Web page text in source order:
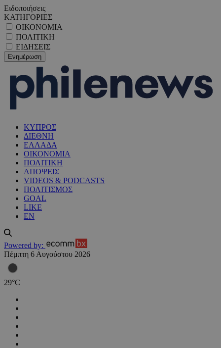
Ειδοποιήσεις
ΚΑΤΗΓΟΡΙΕΣ
ΟΙΚΟΝΟΜΙΑ
ΠΟΛΙΤΙΚΗ
ΕΙΔΗΣΕΙΣ
ΚΥΠΡΟΣ
ΔΙΕΘΝΗ
ΕΛΛΑΔΑ
ΟΙΚΟΝΟΜΙΑ
ΠΟΛΙΤΙΚΗ
ΑΠΟΨΕΙΣ
VIDEOS & PODCASTS
ΠΟΛΙΤΙΣΜΟΣ
GOAL
LIKE
EN
Powered by:
Πέμπτη 6 Αυγούστου 2026
29°C